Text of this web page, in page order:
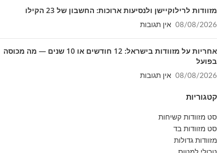
🌟 למה לקוחות בוחרים בדגם זה?
רכישת הסט מעניקה את התמורה הגבוהה
משפחתית או עסקית עם מזוודות בצבע
מזוודות לרילוקיישן ולנסיעות ארוכות: החשבון של 23 הקילו
08/08/2026 אין תגובות
אחריות על מזוודות בישראל: 12 חודשים או 10 שנים — מה מכוסה
בפועל
08/08/2026 אין תגובות
קטגוריות
סט מזוודות קשיחות
סט מזוודות בד
מזוודות גדולות